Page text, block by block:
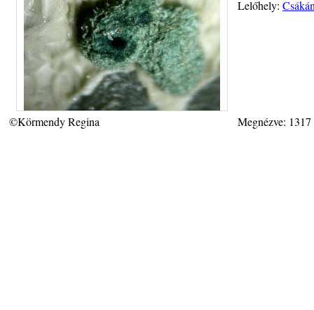
Lelőhely:
©Körmendy Regina Megnézve: